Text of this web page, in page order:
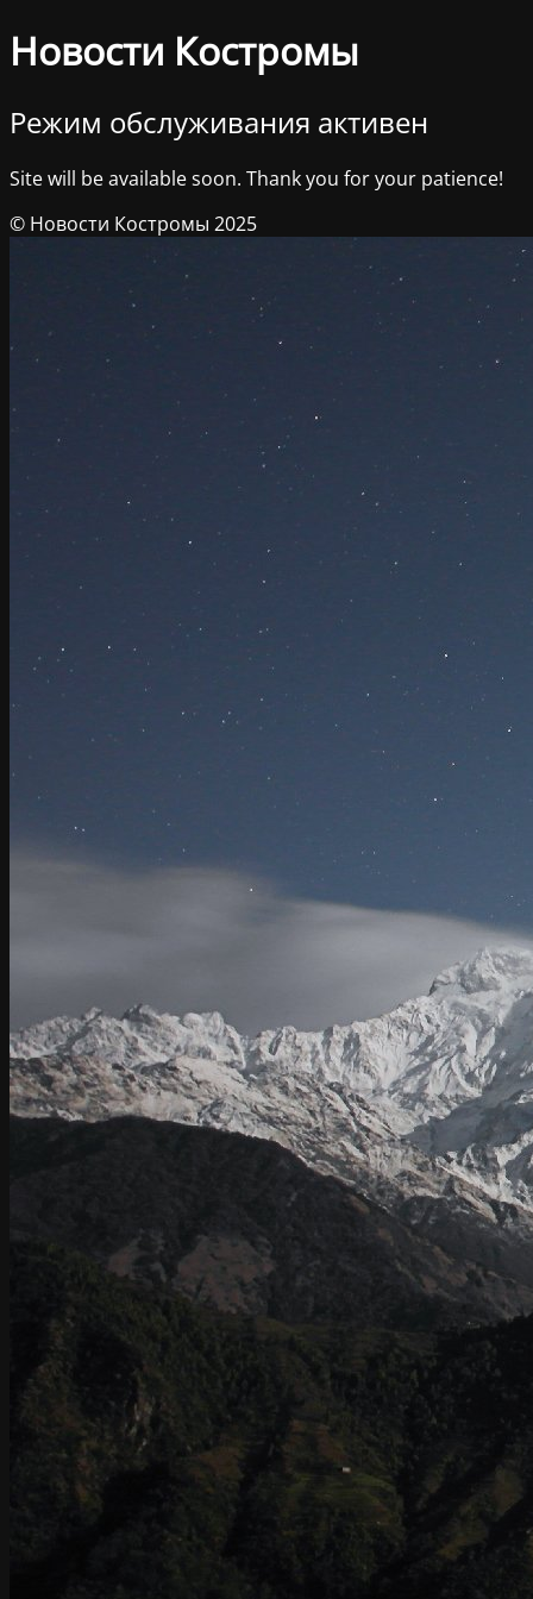
Новости Костромы
Режим обслуживания активен
Site will be available soon. Thank you for your patience!
© Новости Костромы 2025